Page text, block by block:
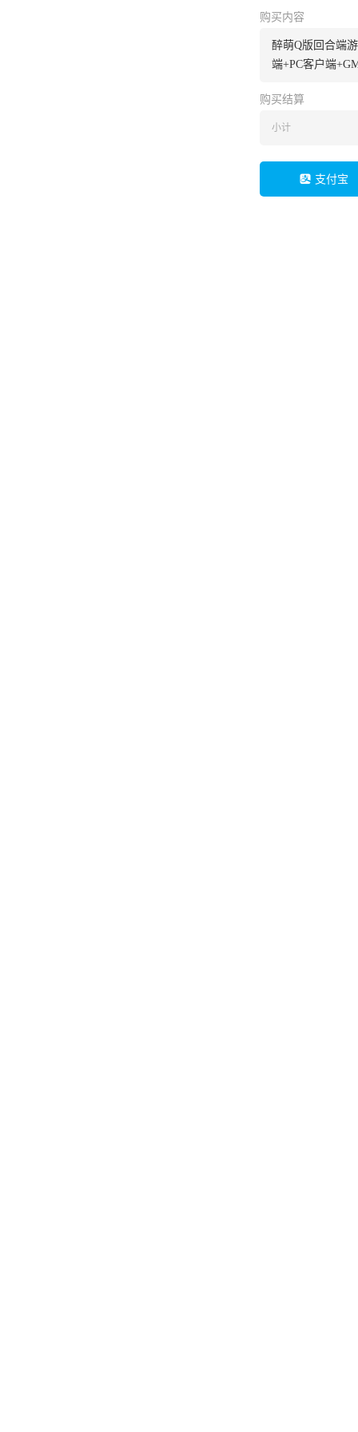
购买内容
醉萌Q版回合端
端+PC客户端
购买结算
小计
支付宝